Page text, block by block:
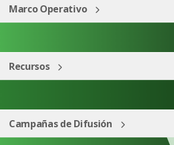
Marco Operativo
Recursos
Campañas de Difusión